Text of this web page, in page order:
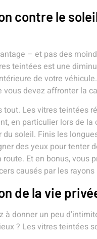
contre le
– et pas des
teintées est une
de votre
vous devez affronter la
tout. Les vitres teintées
en particulier lors de
du soleil. Finis les
des yeux pour tenter
Et en bonus, vous
causés par les rayons
de la vie
à donner un peu
? Les vitres teintées